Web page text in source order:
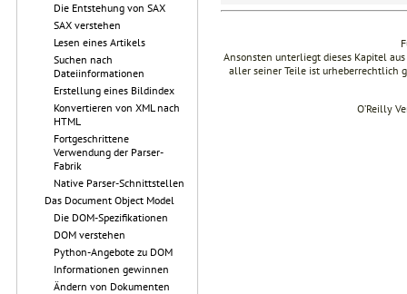
Die Entstehung von SAX
SAX verstehen
Lesen eines Artikels
Suchen nach
Dateiinformationen
Erstellung eines Bildindex
Konvertieren von XML nach
HTML
Fortgeschrittene
Verwendung der Parser-
Fabrik
Native Parser-Schnittstellen
Das Document Object Model
Die DOM-Spezifikationen
DOM verstehen
Python-Angebote zu DOM
Informationen gewinnen
Ändern von Dokumenten
Ansonsten unterliegt dieses Kapitel
aller seiner Teile ist urheberrechtlich
O’Reilly